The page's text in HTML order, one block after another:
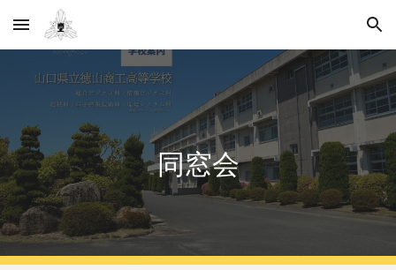
Skip to main content Skip to navigation
同窓会